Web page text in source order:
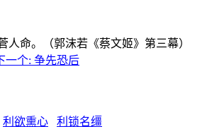
人命。（郭沫若《蔡文姬》第三幕）
一个: 争先恐后
利欲熏心 利锁名缰